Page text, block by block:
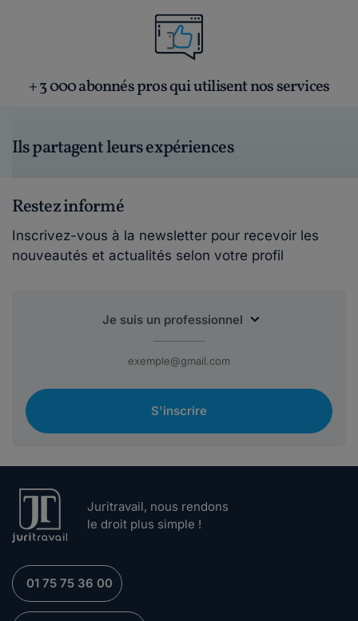
+ 3 000 abonnés pros qui utilisent nos services
Ils partagent leurs expériences
Restez informé
Inscrivez-vous à la newsletter pour recevoir les
nouveautés et actualités selon votre profil
S'inscrire
Juritravail, nous rendons
le droit plus simple !
01 75 75 36 00